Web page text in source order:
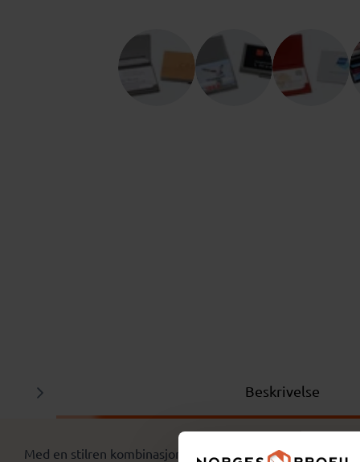
Beskrivelse
Med en stilren kombinasjon av PU-lær og rustfritt stål